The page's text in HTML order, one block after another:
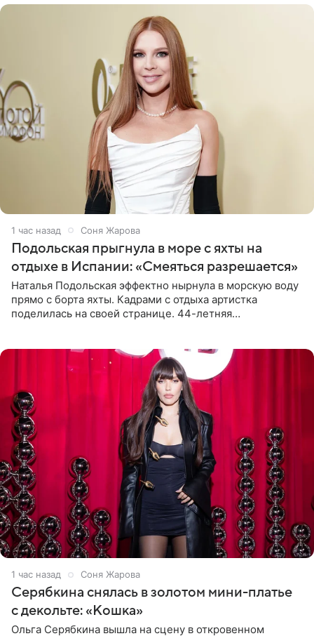
1 час назад Соня Жарова
Подольская прыгнула в море с яхты на
отдыхе в Испании: «Смеяться разрешается»
Наталья Подольская эффектно нырнула в морскую воду
прямо с борта яхты. Кадрами с отдыха артистка
поделилась на своей странице. 44-летняя
1 час назад Соня Жарова
Серябкина снялась в золотом мини-платье
с декольте: «Кошка»
Ольга Серябкина вышла на сцену в откровенном